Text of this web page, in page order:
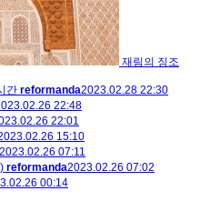
재림의 징조
간 reformanda2023.02.28 22:30
22:48
22:01
15:10
2023.02.26 07:11
reformanda2023.02.26 07:02
00:14